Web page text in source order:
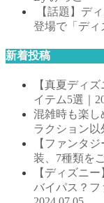
【話題】デ
登場で「ディ
新着投稿
【真夏ディ
イテム5選｜
混雑時も楽し
ラクション以
【ファンタ
装、7種類を
【ディズニ
バイパス？フ